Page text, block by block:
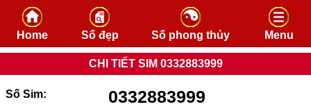
Skip to content
Home Số đẹp Số phong thủy Menu
CHI TIẾT SIM 0332883999
Số Sim: 0332883999